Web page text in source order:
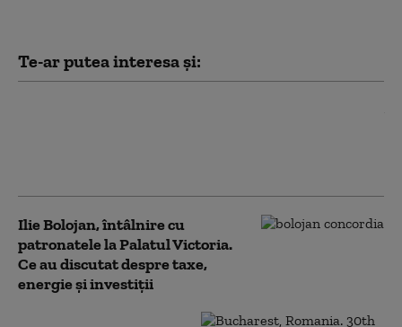
Te-ar putea interesa și:
Ilie Bolojan, întâlnire cu
patronatele la Palatul Victoria.
Ce au discutat despre taxe,
energie și investiții